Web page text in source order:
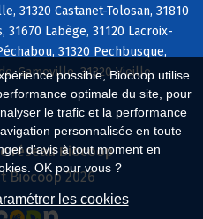
possible, Biocoop utilise
optimale du site, pour
le trafic et la performance
personnalisée en toute
d'avis à tout moment en
OK pour vous ?
les cookies
31320 Castanet-Tolosan, 31810
Labège, 31120 Lacroix-
31320 Pechbusque,
Gameville, 31320 Vieille-
réseau Biocoop
Biocoop 2026